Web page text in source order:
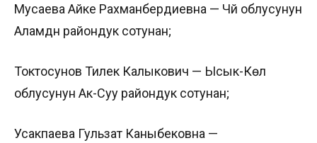
Мусаева Айке Рахманбердиевна — Чүй облусунун
Аламүдүн райондук сотунан;
Токтосунов Тилек Калыкович — Ысык-Көл
облусунун Ак-Суу райондук сотунан;
Усакпаева Гульзат Каныбековна —